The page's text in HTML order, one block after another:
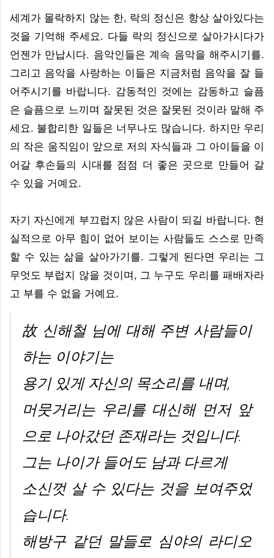
세계가 몰락하지 않는 한, 락의 정신은 항상 살아있다는
것을 기억해 주세요. 다들 락의 정신으로 살아가시다가
언젠가 만납시다. 음악인들은 계속 음악을 해주시기를.
그리고 음악을 사랑하는 이들은 지금처럼 음악을 잘 들
어주시기를 바랍니다. 감동적인 것에는 감동하고 슬픔
은 슬픔으로 느끼며 잘못된 것은 잘못된 것이라 말해 주
세요. 불합리한 일들은 너무나도 많습니다. 하지만 우리
의 작은 움직임이 앞으로 저의 자식들과 그 아이들을 이
어갈 후손들의 시대를 점점 더 좋은 곳으로 만들어 갈
수 있을 거예요.
자기 자신에게 부끄럽지 않은 사람이 되길 바랍니다. 현
실적으로 아무 힘이 없어 보이는 사람들도 스스로 만족
할 수 있는 삶을 살아가기를. 그렇게 된다면 우리는 그
무엇도 부럽지 않을 것이며, 그 누구도 우리를 패배자라
고 부를 수 없을 거예요.
故 신해철 님에 대해 주변 사람들이
하는 이야기는
용기 있게 자신의 목소리를 내며,
머뭇거리는 우리를 대신해 먼저 앞
으로 나아갔던 존재라는 것입니다.
그는 나이가 들어도 남과 다르게
소신껏 살 수 있다는 것을 보여주었
습니다.
해방구 같던 말들로 심야의 라디오